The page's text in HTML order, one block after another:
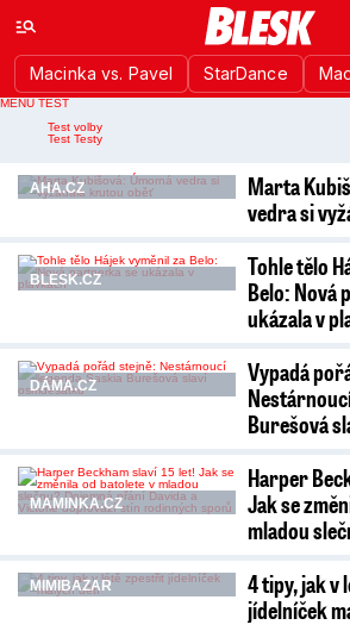
Macinka vs. Pavel StarDance
Nahlášení chyby
MENU TEST
Test volby
Test Testy
AHA.CZ
Marta
vedra si
BLESK.CZ
Tohle tělo
Belo: Nová
ukázala v
DÁMA.CZ
Vypadá
Burešová
MAMINKA.CZ
Harper
Jak se
mladou
MIMIBAZAR
4 tipy, jak
jídelníček